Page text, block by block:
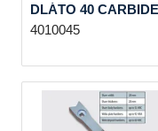
DLÁTO 40
4010045